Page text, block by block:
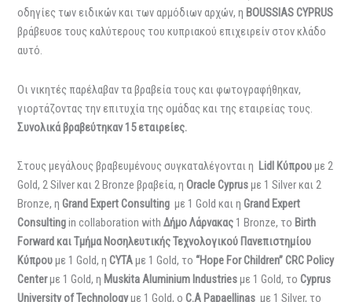
οδηγίες των ειδικών και των αρμόδιων αρχών, η BOUSSIASCYPRUS
βράβευσε τους καλύτερους του κυπριακού επιχειρείν στον κλάδο
αυτό.
Οι νικητές παρέλαβαν τα βραβεία τους και φωτογραφήθηκαν,
γιορτάζοντας την επιτυχία της ομάδας και της εταιρείας τους.
Συνολικά βραβεύτηκαν 15 εταιρείες.
Στους μεγάλους βραβευμένους συγκαταλέγονται η Lidl Κύπρουμε 2
Gold, 2 Silver και 2 Bronze βραβεία, ηOracleCyprusμε 1 Silver και 2
Bronze, ηGrand ExpertConsulting με 1 Gold και ηGrand Expert
Consultingin collaboration withΔήμο Λάρνακας 1 Bronze, το Birth
Forwardκαι Τμήμα Νοσηλευτικής Τεχνολογικού Πανεπιστημίου
Κύπρουμε 1 Gold, ηCYTAμε 1 Gold, το“Hope ForChildren”CRC Policy
Centerμε 1 Gold, η MuskitaAluminium Industriesμε 1 Gold, τοCyprus
University of Technologyμε 1 Gold, οC.A Papaellinas με 1 Silver, το